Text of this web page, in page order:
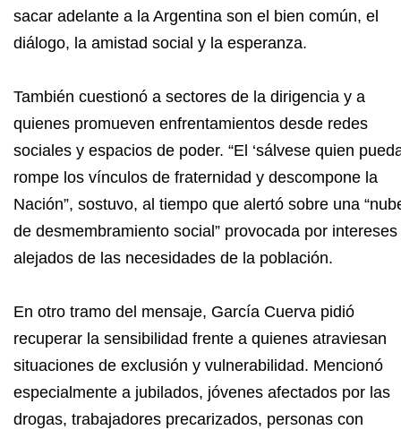
sacar adelante a la Argentina son el bien común, el
diálogo, la amistad social y la esperanza.
También cuestionó a sectores de la dirigencia y a
quienes promueven enfrentamientos desde redes
sociales y espacios de poder. “El ‘sálvese quien
rompe los vínculos de fraternidad y descompone la
Nación”, sostuvo, al tiempo que alertó sobre una
de desmembramiento social” provocada por intereses
alejados de las necesidades de la población.
En otro tramo del mensaje, García Cuerva pidió
recuperar la sensibilidad frente a quienes atraviesan
situaciones de exclusión y vulnerabilidad. Mencionó
especialmente a jubilados, jóvenes afectados por las
drogas, trabajadores precarizados, personas con